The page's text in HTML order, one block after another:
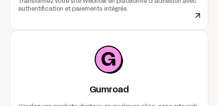
Transformez votre site Webflow en plateforme d'adhésion avec
authentification et paiements intégrés.
Gumroad